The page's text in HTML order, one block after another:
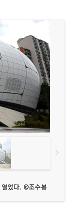
열었다. ©조수봉